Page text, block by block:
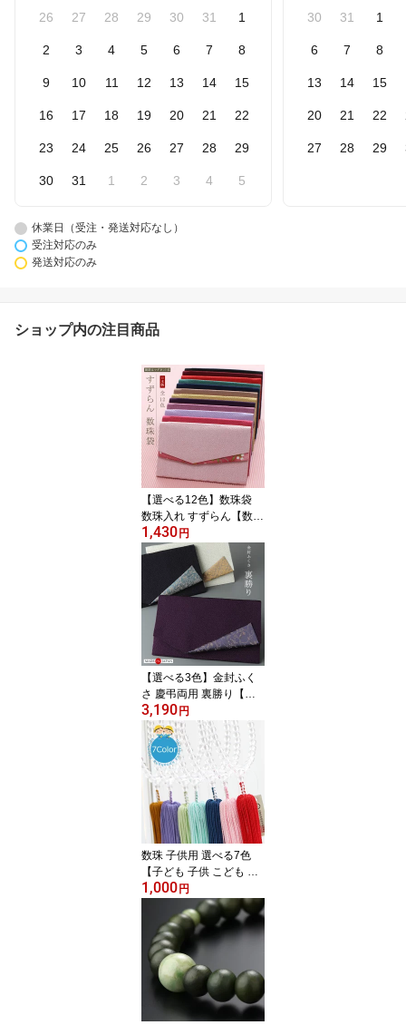
26 27 28 29 30 31 1
2 3 4 5 6 7 8
9 10 11 12 13 14 15
16 17 18 19 20 21 22
23 24 25 26 27 28 29
30 31 1 2 3 4 5
30 31 1
6 7 8
13 14 15
20 21 22
27 28 29
休業日（受注・発送対応なし）
受注対応のみ
発送対応のみ
ショップ内の注目商品
【選べる12色】数珠袋
数珠入れ すずらん【数珠
葬儀 葬式 お通夜 お墓参
り 収納 念珠袋 念珠入れ
数珠ケース 女性用 レデ
ィース 日本製 おしゃれ
可愛い マグネット 黒 紫
赤 茶 ピンク パープル ブ
ラック 人気 売れてま
す！ RM 111010031】
【ネコポス便220円の
み】
1,430円
【選べる3色】金封ふく
さ 慶弔両用 裏勝り【袱
紗 数珠 通夜 葬儀 法事 結
婚式 慶弔兼用 男性用 女
性用 男女兼用 ちりめん
香典 記念品 おしゃれ 成
人式 記念品 紫 紺 灰白 イ
チオシ 売れてます！ 200
0600200358】【ネコポ
ス便送料無料】
3,190円
数珠 子供用 選べる7色
【子ども 子供 こども お
子様 キッズ 男の子用 女
の子用 兄弟 姉妹 念珠 卒
園記念品 保育園 かわい
い ピンク ブルー グリー
ン パープル レッド 青 緑
赤 紫 宗派共通 プレゼン
ト RM 200050020011
3】【ネコポス便送料無
1,000円